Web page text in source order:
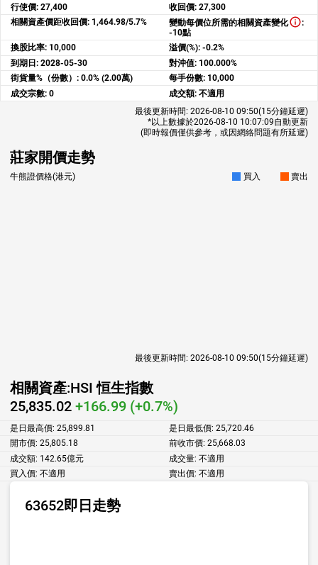
行使價: 27,400 收回價: 27,300
相關資產價距收回價: 1,464.98/5.7% 變動每價位所需的相關資產變化
:
-10點
換股比率: 10,000 溢價(%): -0.2%
到期日: 2028-05-30 對沖值: 100.000%
街貨量%（份數）: 0.0% (2.00萬) 每手份數: 10,000
成交宗數: 0 成交額: 不適用
最後更新時間: 2026-08-10 09:50(15分鐘延遲)
*以上數據於2026-08-10 10:07:09自動更新
(即時報價僅供參考，或因網絡問題有所延遲)
莊家開價走勢
牛熊證價格(港元) 買入 賣出
最後更新時間: 2026-08-10 09:50(15分鐘延遲)
相關資產:HSI 恒生指數
25,835.02 +166.99 (+0.7%)
是日最高價: 25,899.81 是日最低價: 25,720.46
開市價: 25,805.18 前收市價: 25,668.03
成交額: 142.65億元 成交量: 不適用
買入價: 不適用 賣出價: 不適用
63652即日走勢